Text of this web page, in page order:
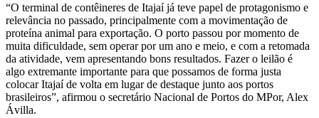
“O terminal de contêineres de Itajaí já teve papel de protagonismo e
relevância no passado, principalmente com a movimentação de
proteína animal para exportação. O porto passou por momento de
muita dificuldade, sem operar por um ano e meio, e com a retomada
da atividade, vem apresentando bons resultados. Fazer o leilão é
algo extremante importante para que possamos de forma justa
colocar Itajaí de volta em lugar de destaque junto aos portos
brasileiros”, afirmou o secretário Nacional de Portos do MPor, Alex
Ávilla.